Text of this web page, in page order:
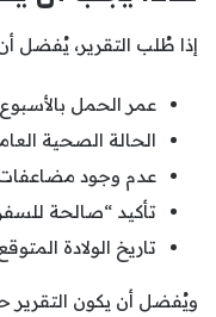
إذا طُلب التقرير، يُفضل
عمر الحمل بالأسبوع
الحالة الصحية
عدم وجود
تأكيد “صالحة
تاريخ الولادة المتوقع
ويُفضل أن يكون التقرير